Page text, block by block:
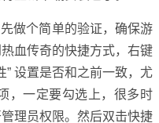
做个简单的验证，确保游
血传奇的快捷方式，右键
” 设置是否和之前一致，尤
，一定要勾选上，很多时
理员权限。然后双击快捷